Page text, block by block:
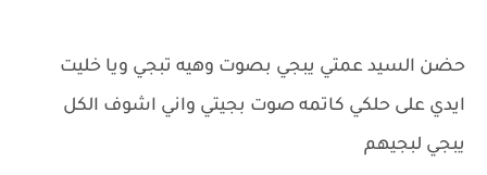
حضن السيد عمتي يبجي بصوت وهيه تبجي ويا خليت
ايدي على حلكي كاتمه صوت بجيتي واني اشوف الكل
يبجي لبجيهم